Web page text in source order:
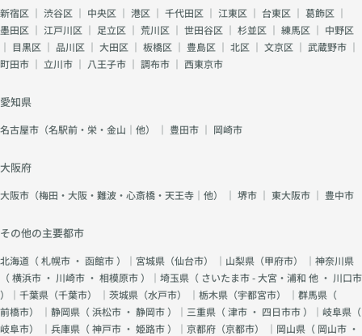
新宿区 ｜ 渋谷区 ｜ 中央区 ｜ 港区 ｜ 千代田区 ｜ 江東区 ｜ 台東区 ｜ 葛飾区 ｜
墨田区 ｜ 江戸川区 ｜ 足立区 ｜ 荒川区 ｜ 世田谷区 ｜ 杉並区 ｜ 練馬区 ｜ 中野区
｜ 目黒区 ｜ 品川区 ｜ 大田区 ｜ 板橋区 ｜ 豊島区 ｜ 北区 ｜ 文京区 ｜ 武蔵野市 ｜
町田市 ｜ 立川市 ｜ 八王子市 ｜ 調布市 ｜ 西東京市
愛知県
名古屋市（名駅前・栄・金山｜他） ｜ 豊田市 ｜ 岡崎市
大阪府
大阪市（梅田・大阪・難波・心斎橋・天王寺｜他） ｜ 堺市 ｜ 東大阪市 ｜ 豊中市
その他の主要都市
北海道（札幌市 ・ 函館市）｜宮城県（仙台市） ｜山梨県（甲府市） ｜神奈川県
（横浜市 ・ 川崎市 ・ 相模原市）｜埼玉県（ さいたま市 - 大宮・浦和 他 ・ 川口市
）｜千葉県（千葉市） ｜茨城県（水戸市） ｜栃木県（宇都宮市） ｜群馬県（
前橋市） ｜静岡県（浜松市 ・ 静岡市）｜三重県（津市 ・ 四日市市）｜岐阜県（
岐阜市） ｜兵庫県（神戸市 ・ 姫路市）｜京都府（京都市） ｜岡山県（ 岡山市 ・